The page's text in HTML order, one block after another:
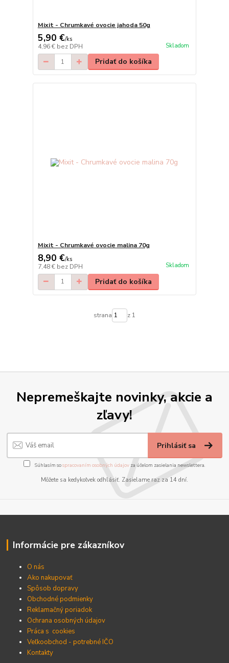
Mixit - Chrumkavé ovocie jahoda 50g
5,90 €/ks
4,96 € bez DPH Skladom
Pridať do košíka
Mixit - Chrumkavé ovocie malina 70g
8,90 €/ks
7,48 € bez DPH Skladom
Pridať do košíka
strana z 1
Nepremeškajte novinky, akcie a
zľavy!
Prihlásiť sa
Súhlasím sospracovaním osobných údajov za účelom zasielania newslettera.
Môžete sa kedykoľvek odhlásiť. Zasielame raz za 14 dní.
Informácie pre zákazníkov
O nás
Ako nakupovať
Spôsob dopravy
Obchodné podmienky
Reklamačný poriadok
Ochrana osobných údajov
Práca s cookies
Veľkoobchod - potrebné IČO
Kontakty